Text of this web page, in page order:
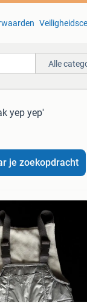
Alle
yep yep'
je zoekopdracht